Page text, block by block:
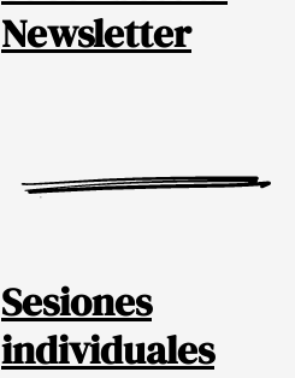
Newsletter
Sesiones
individuales